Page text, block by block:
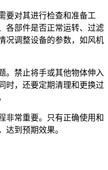
要对其进行检查和准备工
各部件是否正常运转、过滤
况调整设备的参数，如风机
。禁止将手或其他物体伸入
时，还要定期清理和更换过
非常重要。只有正确使用和
达到预期效果。